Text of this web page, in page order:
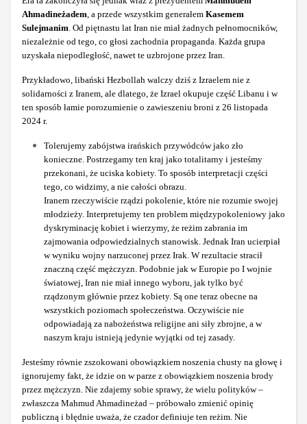
Ahmadineżadem , a przede wszystkim generałem Kasemem
Sulejmanim . Od piętnastu lat Iran nie miał żadnych pełnomocników,
niezależnie od tego, co głosi zachodnia propaganda. Każda grupa
uzyskała niepodległość, nawet te uzbrojone przez Iran.
Przykładowo, libański Hezbollah walczy dziś z Izraelem nie z
solidarności z Iranem, ale dlatego, że Izrael okupuje część Libanu i w
ten sposób łamie porozumienie o zawieszeniu broni z 26 listopada
2024 r.
Tolerujemy zabójstwa irańskich przywódców jako zło
konieczne. Postrzegamy ten kraj jako totalitarny i jesteśmy
przekonani, że uciska kobiety. To sposób interpretacji części
tego, co widzimy, a nie całości obrazu.
Iranem rzeczywiście rządzi pokolenie, które nie rozumie swojej
młodzieży. Interpretujemy ten problem międzypokoleniowy jako
dyskryminację kobiet i wierzymy, że reżim zabrania im
zajmowania odpowiedzialnych stanowisk. Jednak Iran ucierpiał
w wyniku wojny narzuconej przez Irak. W rezultacie stracił
znaczną część mężczyzn. Podobnie jak w Europie po I wojnie
światowej, Iran nie miał innego wyboru, jak tylko być
rządzonym głównie przez kobiety. Są one teraz obecne na
wszystkich poziomach społeczeństwa. Oczywiście nie
odpowiadają za nabożeństwa religijne ani siły zbrojne, a w
naszym kraju istnieją jedynie wyjątki od tej zasady.
Jesteśmy równie zszokowani obowiązkiem noszenia chusty na głowę i
ignorujemy fakt, że idzie on w parze z obowiązkiem noszenia brody
przez mężczyzn. Nie zdajemy sobie sprawy, że wielu polityków –
zwłaszcza Mahmud Ahmadineżad – próbowało zmienić opinię
publiczną i błędnie uważa, że czador definiuje ten reżim. Nie